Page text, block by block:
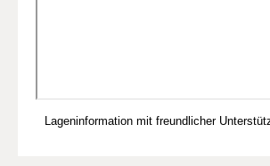
Lageninformation mit freundlicher